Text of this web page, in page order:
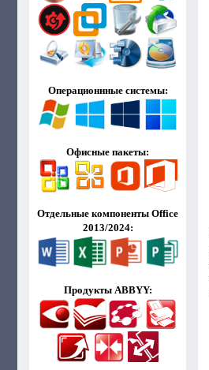
Операционнные системы:
Офисные пакеты:
Отдельные компоненты Office
2013/2024:
Продукты ABBYY: